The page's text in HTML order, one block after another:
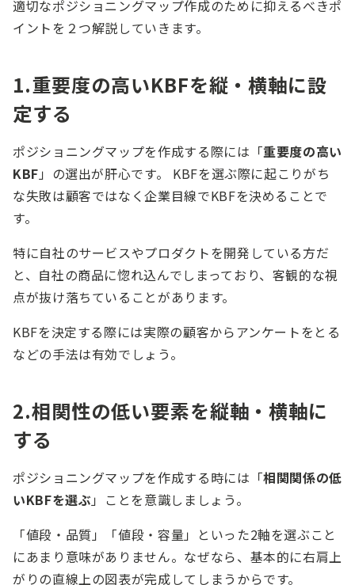
適切なポジショニングマップ作成のために抑えるべきポ
イントを２つ解説していきます。
1.重要度の高いKBFを縦・横軸に設
定する
ポジショニングマップを作成する際には「重要度の高い
KBF 」の選出が肝心です。 KBFを選ぶ際に起こりがち
な失敗は顧客ではなく企業目線でKBFを決めることで
す。
特に自社のサービスやプロダクトを開発している方だ
と、自社の商品に惚れ込んでしまっており、客観的な視
点が抜け落ちていることがあります。
KBFを決定する際には実際の顧客からアンケートをとる
などの手法は有効でしょう。
2.相関性の低い要素を縦軸・横軸に
する
ポジショニングマップを作成する時には「相関関係の低
いKBFを選ぶ 」ことを意識しましょう。
「値段・品質」「値段・容量」といった2軸を選ぶこと
にあまり意味がありません。なぜなら、基本的に右肩上
がりの直線上の図表が完成してしまうからです。